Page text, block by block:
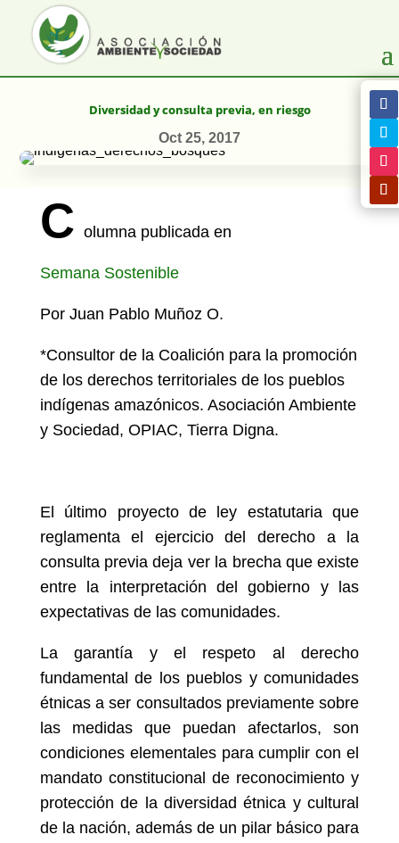
Diversidad y consulta previa, en riesgo
Oct 25, 2017
C olumna publicada en
Semana Sostenible
Por Juan Pablo Muñoz O.
*Consultor de la Coalición para la promoción
de los derechos territoriales de los pueblos
indígenas amazónicos. Asociación Ambiente
y Sociedad, OPIAC, Tierra Digna.
El último proyecto de ley estatutaria que
reglamenta el ejercicio del derecho a la
consulta previa deja ver la brecha que existe
entre la interpretación del gobierno y las
expectativas de las comunidades.
La garantía y el respeto al derecho
fundamental de los pueblos y comunidades
étnicas a ser consultados previamente sobre
las medidas que puedan afectarlos, son
condiciones elementales para cumplir con el
mandato constitucional de reconocimiento y
protección de la diversidad étnica y cultural
de la nación, además de un pilar básico para